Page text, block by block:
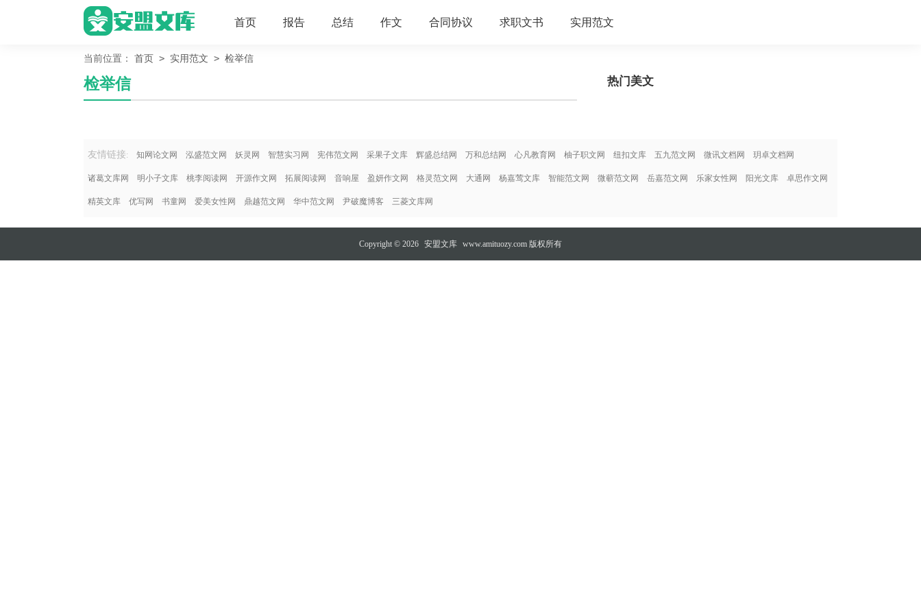
首页 报告 总结 作文 合同协议 求职文书 实用范文
当前位置： 首页 > 实用范文 > 检举信
检举信 热门美文
友情链接: 知网论文网 泓盛范文网 妖灵网 智慧实习网 宪伟范文网 采果子文库 辉盛总结网 万和总结网 心凡教育网 柚子职文网 纽扣文库 五九范文网 微讯文档网 玥卓文档网
诸葛文库网 明小子文库 桃李阅读网 开源作文网 拓展阅读网 音响屋 盈妍作文网 格灵范文网 大通网 杨嘉莺文库 智能范文网 微蕲范文网 岳嘉范文网 乐家女性网 阳光文库 卓思作文网
精英文库 优写网 书童网 爱美女性网 鼎越范文网 华中范文网 尹破魔博客 三菱文库网
Copyright © 2026 安盟文库 www.amituozy.com 版权所有